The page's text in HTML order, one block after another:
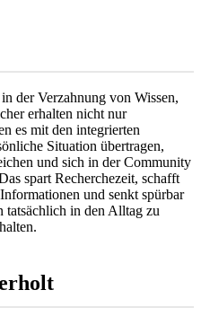
der Verzahnung von Wissen,
erhalten nicht nur
es mit den integrierten
Situation übertragen,
und sich in der Community
spart Recherchezeit, schafft
und senkt spürbar
tatsächlich in den Alltag zu